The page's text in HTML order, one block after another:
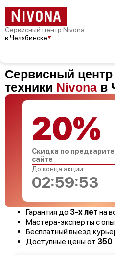
Сервисный центр Nivona
в Челябинске
Сервисный
техники Nivona в
Гарантия до 3-х лет на
Мастера-эксперты с
Бесплатный выезд
Доступные цены от 350
20%
Скидка по
сайте
До конца акции:
02:59:53